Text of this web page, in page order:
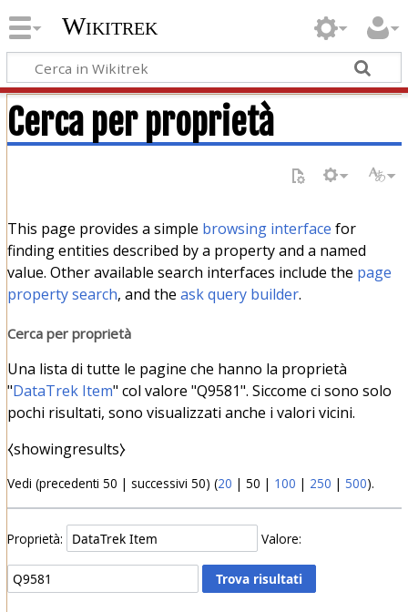
Wikitrek
Cerca per proprietà
This page provides a simple browsing interface for
finding entities described by a property and a named
value. Other available search interfaces include the page
property search, and the ask query builder.
Cerca per proprietà
Una lista di tutte le pagine che hanno la proprietà
"DataTrek Item" col valore "Q9581". Siccome ci sono solo
pochi risultati, sono visualizzati anche i valori vicini.
⧼showingresults⧽
Vedi (precedenti 50 | successivi 50) (20 | 50 | 100 | 250 | 500).
Proprietà: Valore: